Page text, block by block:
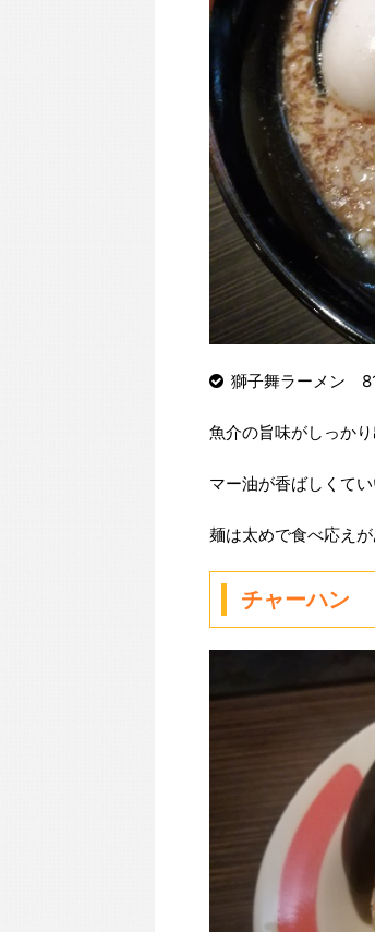
獅子舞ラーメン
魚介の旨味がしっか
マー油が香ばしくて
麺は太めで食べ応え
チャーハン